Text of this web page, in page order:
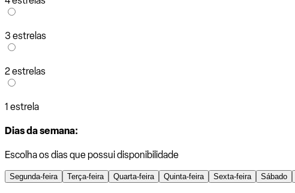
3 estrelas
2 estrelas
1 estrela
Dias da semana:
Escolha os dias que possui disponibilidade
Segunda-feira Terça-feira Quarta-feira Quinta-feira Sexta-feira Sábado